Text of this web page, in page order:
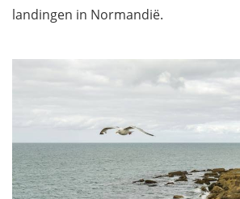
landingen in Normandië.